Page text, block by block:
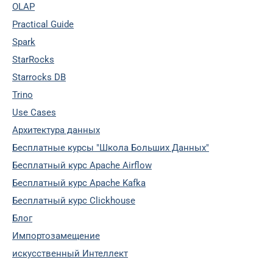
OLAP
Practical Guide
Spark
StarRocks
Starrocks DB
Trino
Use Cases
Архитектура данных
Бесплатные курсы "Школа Больших Данных"
Бесплатный курс Apache Airflow
Бесплатный курс Apache Kafka
Бесплатный курс Clickhouse
Блог
Импортозамещение
искусственный Интеллект